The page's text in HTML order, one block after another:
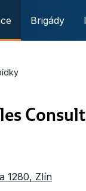
Brigády
1280, Zlín